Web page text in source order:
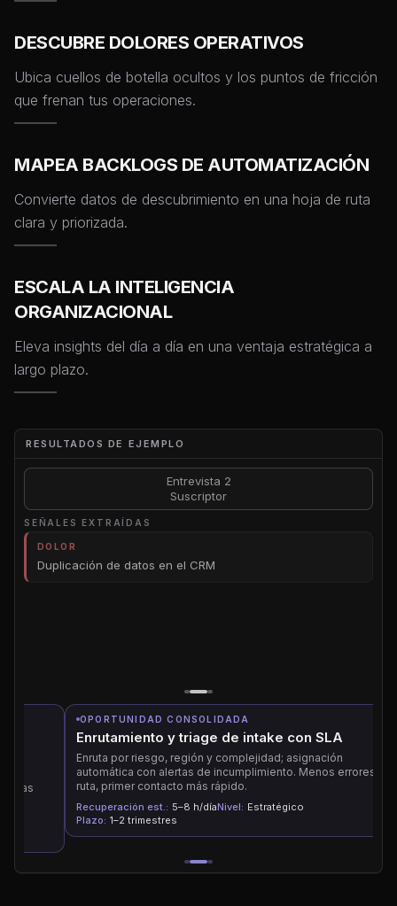
DESCUBRE DOLORES OPERATIVOS
Ubica cuellos de botella ocultos y los puntos de fricción
que frenan tus operaciones.
MAPEA BACKLOGS DE AUTOMATIZACIÓN
Convierte datos de descubrimiento en una hoja de ruta
clara y priorizada.
ESCALA LA INTELIGENCIA
ORGANIZACIONAL
Eleva insights del día a día en una ventaja estratégica a
largo plazo.
RESULTADOS DE EJEMPLO
Entrevista 2
Suscriptor
SEÑALES EXTRAÍDAS
DOLOR
Duplicación de datos en el CRM
OPORTUNIDAD CONSOLIDADA
Enrutamiento y triage de intake con SLA
Enruta por riesgo, región y complejidad; asignación
automática con alertas de incumplimiento. Menos errores de
ruta, primer contacto más rápido.
Recuperación est.: 5–8 h/díaNivel: Estratégico
1–2 trimestres